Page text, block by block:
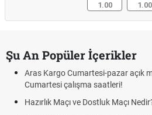
1.00
1.00
Şu An Popüler İçerikler
Aras Kargo Cumartesi-pazar açık
Cumartesi çalışma saatleri!
Hazırlık Maçı ve Dostluk Maçı